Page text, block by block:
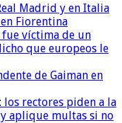
Madrid y en Italia
Fiorentina
víctima de un
que europeos le
de Gaiman en
rectores piden a la
aplique multas si no